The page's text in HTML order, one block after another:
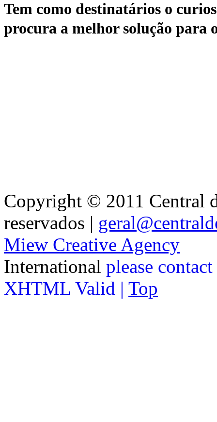
Tem como destinatários o
procura a melhor solução para
Copyright © 2011 Central
reservados |
Miew Creative Agency
International please
XHTML Valid | Top